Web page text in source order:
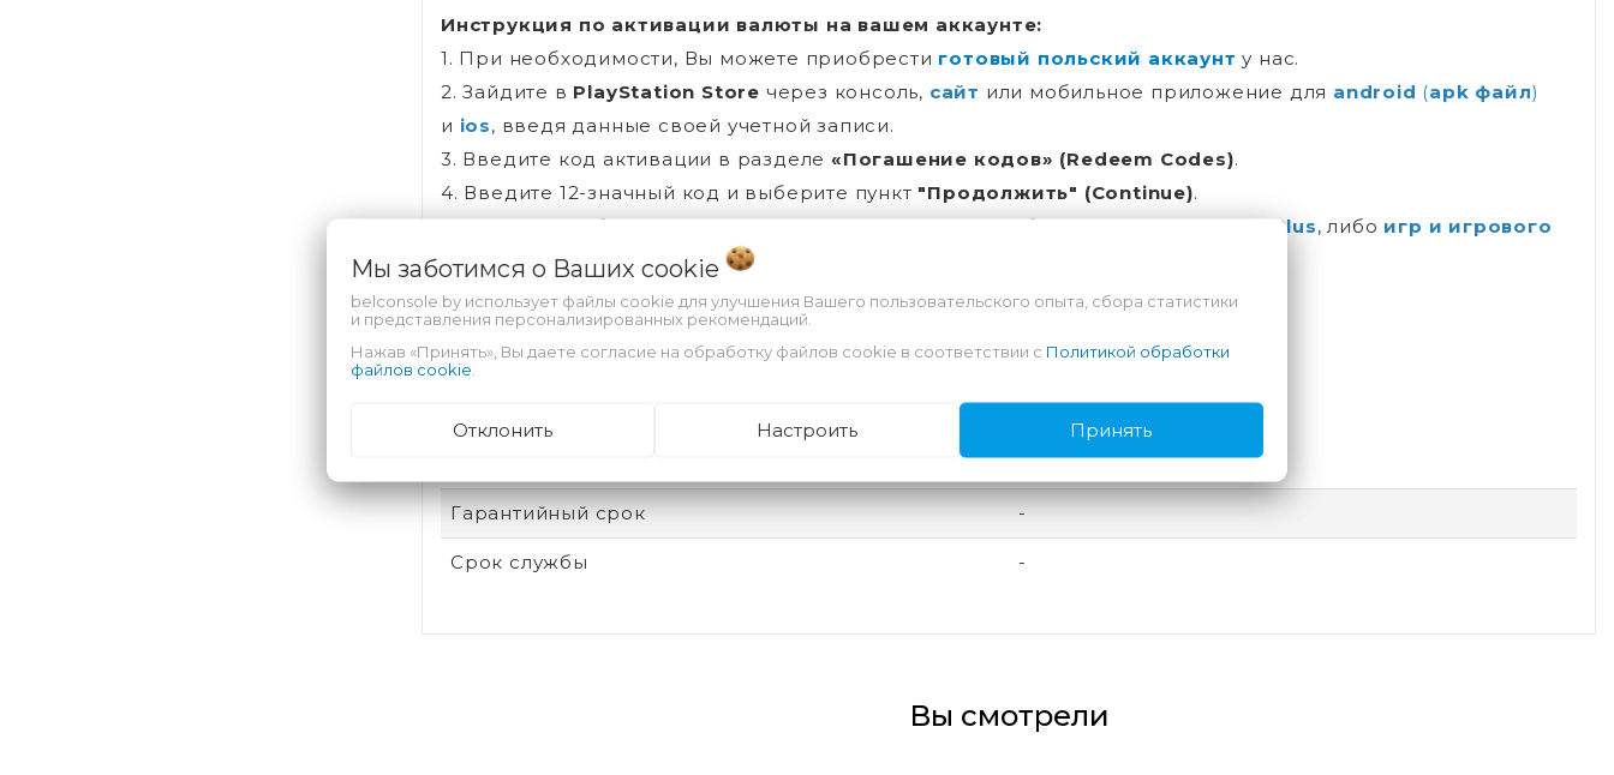
Инструкция по активации валюты на вашем аккаунте:
1. При необходимости, Вы можете приобрести готовый польский аккаунт у нас.
2. Зайдите в PlayStation Store через консоль, сайт или мобильное приложение для android (apk файл)
и ios, введя данные своей учетной записи.
3. Введите код активации в разделе «Погашение кодов» (Redeem Codes).
4. Введите 12-значный код и выберите пункт "Продолжить" (Continue).
5. Внутренний баланс вы можете использовать на приобретение подпискиPS Plus, либо игр и игрового
контента.
Перед покупкой ознакомьтесь сдоговором-офертой
Оплата товара означает соглашение с даннымдоговором-офертой.
Характеристики
Гарантийный срок -
Срок службы -
Вы смотрели
Мы заботимся о Ваших cookie
belconsole.by использует файлы cookie для улучшения Вашего пользовательского опыта, сбора статистики
и представления персонализированных рекомендаций.
Нажав «Принять», Вы даете согласие на обработку файлов cookie в соответствии с Политикой обработки
файлов cookie
Отклонить Настроить Принять